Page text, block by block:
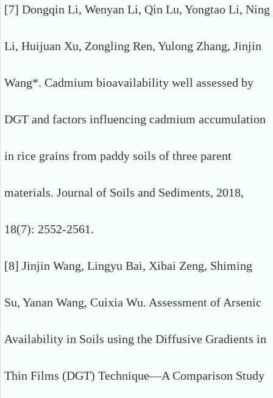
[7] Dongqin Li, Wenyan Li, Qin Lu, Yongtao Li, Ning
Li, Huijuan Xu, Zongling Ren, Yulong Zhang, Jinjin
Wang*. Cadmium bioavailability well assessed by
DGT and factors influencing cadmium accumulation
in rice grains from paddy soils of three parent
materials. Journal of Soils and Sediments, 2018,
18(7): 2552-2561.
[8] Jinjin Wang, Lingyu Bai, Xibai Zeng, Shiming
Su, Yanan Wang, Cuixia Wu. Assessment of Arsenic
Availability in Soils using the Diffusive Gradients in
Thin Films (DGT) Technique—A Comparison Study